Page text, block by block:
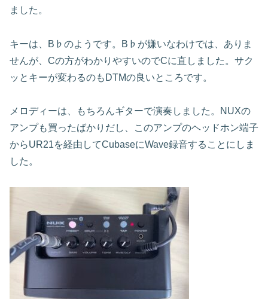
ました。
キーは、B♭のようです。B♭が嫌いなわけでは、ありま
せんが、Cの方がわかりやすいのでCに直しました。サク
ッとキーが変わるのもDTMの良いところです。
メロディーは、もちろんギターで演奏しました。NUXの
アンプも買ったばかりだし、このアンプのヘッドホン端子
からUR21を経由してCubaseにWave録音することにしま
した。